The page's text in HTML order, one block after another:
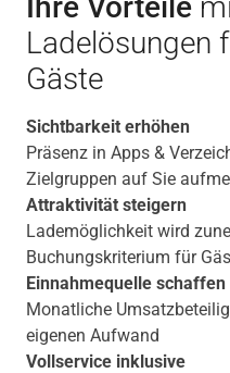
Ladelösungen
Gäste
Sichtbarkeit erhöhen
Präsenz in Apps &
Zielgruppen auf Sie
Attraktivität steigern
Lademöglichkeit wird
Buchungskriterium für
Einnahmequelle schaffen
Monatliche
eigenen Aufwand
Vollservice inklusive